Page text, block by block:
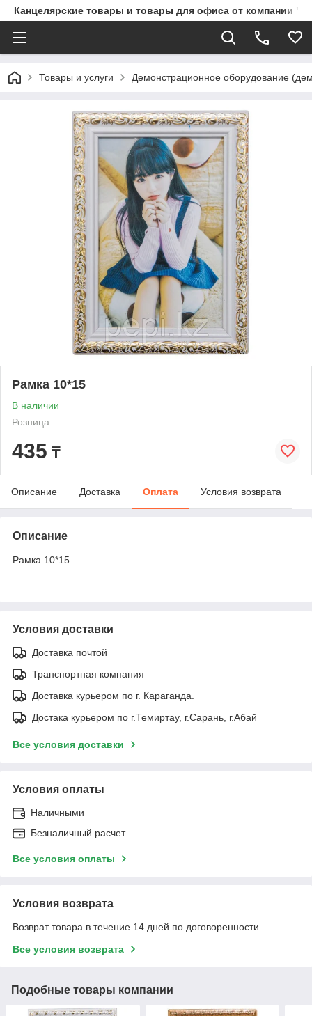
Канцелярские товары и товары для офиса от компании
Товары и услуги Демонстрационное оборудование
Рамка 10*15
В наличии
Розница
435 ₸
Описание Доставка Оплата Условия возврата
Описание
Рамка 10*15
Условия доставки
Доставка почтой
Транспортная компания
Доставка курьером по г. Караганда.
Достака курьером по г.Темиртау, г.Сарань, г.Абай
Все условия доставки
Условия оплаты
Наличными
Безналичный расчет
Все условия оплаты
Условия возврата
Возврат товара в течение 14 дней по договоренности
Все условия возврата
Подобные товары компании